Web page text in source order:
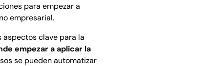
para empezar a
empresarial.
aspectos clave para la
empezar a aplicar la
se pueden automatizar